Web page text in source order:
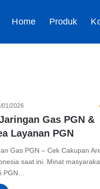
Home Produk
01/2026
Gas PGN &
Layanan PGN
Gas PGN – Cek Cakupan
saat ini. Minat
PGN…